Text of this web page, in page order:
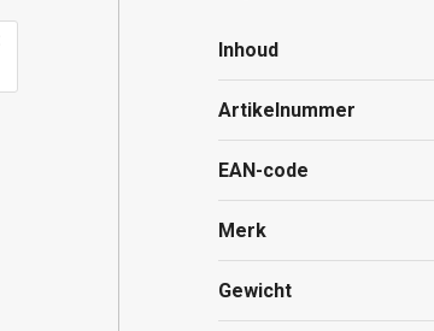
Inhoud
Artikelnummer
EAN-code
Merk
Gewicht